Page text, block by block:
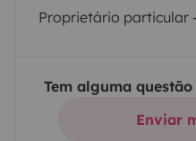
Proprietário particular
Tem alguma
Enviar